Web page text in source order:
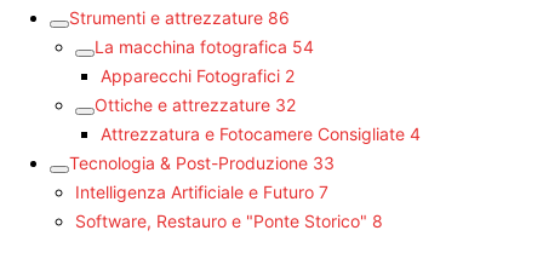
Strumenti e attrezzature 86
La macchina fotografica 54
Apparecchi Fotografici 2
Ottiche e attrezzature 32
Attrezzatura e Fotocamere Consigliate 4
Tecnologia & Post-Produzione 33
Intelligenza Artificiale e Futuro 7
Software, Restauro e "Ponte Storico" 8